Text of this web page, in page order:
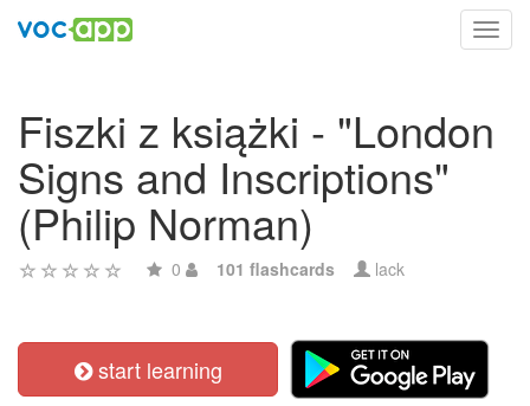
Fiszki z książki - "London
Signs and Inscriptions"
(Philip Norman)
0 101 flashcards lack
start learning